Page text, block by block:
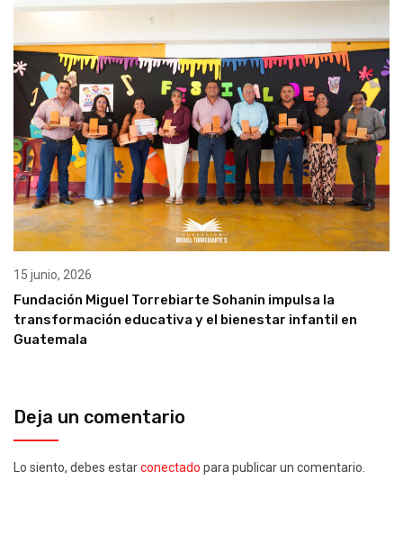
15 junio, 2026
Fundación Miguel Torrebiarte Sohanin impulsa la
transformación educativa y el bienestar infantil en
Guatemala
Deja un comentario
Lo siento, debes estarconectado para publicar un comentario.